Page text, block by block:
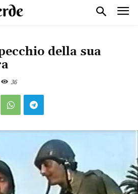
della sua
36